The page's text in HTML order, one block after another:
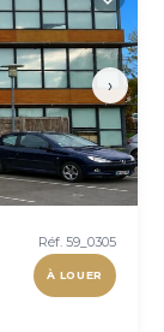
›
Réf. 59_0305
À LOUER